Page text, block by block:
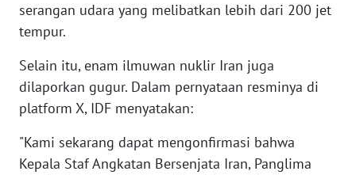
serangan udara yang melibatkan lebih dari 200 jet
tempur.
Selain itu, enam ilmuwan nuklir Iran juga
dilaporkan gugur. Dalam pernyataan resminya di
platform X, IDF menyatakan:
"Kami sekarang dapat mengonfirmasi bahwa
Kepala Staf Angkatan Bersenjata Iran, Panglima
MEDIA
SIBER
REDAKSI
KARIR
DISCLAIMER